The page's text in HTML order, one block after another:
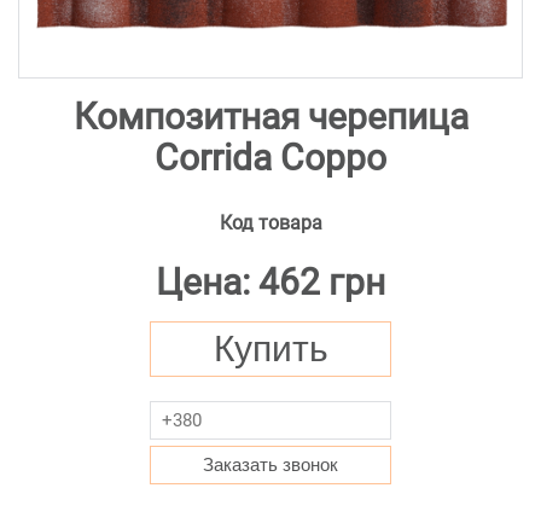
Композитная черепица
Corrida Coppo
Код товара
Цена: 462 грн
Купить
Заказать звонок